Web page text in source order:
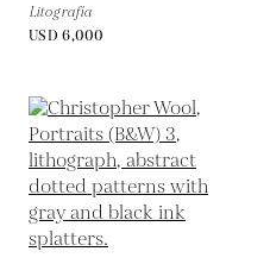
Litografía
USD 6,000